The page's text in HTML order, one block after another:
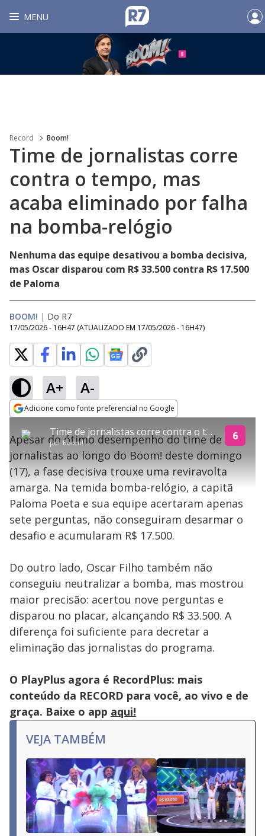
MENU
Record Boom!
Time de jornalistas corre
contra o tempo, mas
acaba eliminado por falha
na bomba-relógio
Nenhuma das equipe desativou a bomba decisiva,
mas Oscar disparou com R$ 33.500 contra R$ 17.500
de Paloma
BOOM! | Do R7
17/05/2026 - 16H47 (ATUALIZADO EM 17/05/2026 - 16H47)
A+ A-
Adicione como fonte preferencial no Google
a
modal
window.
This
modal
can
be
by
the
Escape
key
the
close
explore
Conteúdo bloqueado
Lamentamos, mas o vídeo que está tentando assisitr é de exibição
exclusiva em território brasileiro :-(
Time de jornalistas corre contra o tempo, mas acaba eliminado por falha na bomba-relógio
por Boom!
6
Apesar do ótimo desempenho do time de
jornalistas ao longo do Boom! deste domingo
(17), a fase decisiva trouxe uma reviravolta
amarga. Na temida bomba-relógio, a capitã
Paloma Poeta e sua equipe acertaram apenas
sete perguntas, não conseguiram desarmar o
desafio e acumularam R$ 17.500.
Do outro lado, Oscar Filho também não
conseguiu neutralizar a bomba, mas mostrou
maior precisão: acertou nove perguntas e
disparou no placar, alcançando R$ 33.500. A
diferença foi suficiente para decretar a
eliminação das jornalistas do programa.
O PlayPlus agora é RecordPlus: mais
conteúdo da RECORD para você, ao vivo e de
graça. Baixe o app aqui!
VEJA TAMBÉM